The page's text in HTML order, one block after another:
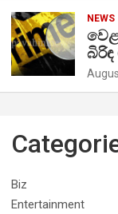
NEWS
Biz
Entertainment